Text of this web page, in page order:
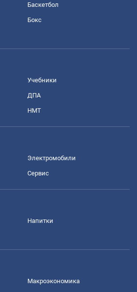
Баскетбол
Бокс
Учебники
ДПА
НМТ
Электромобили
Сервис
Напитки
Mакроэкономика